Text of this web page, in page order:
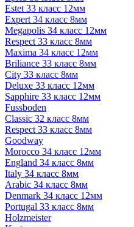
Estet 33 класс 12мм
Expert 34 класс 8мм
Megapolis 34 класс 12мм
Respect 33 класс 8мм
Maxima 34 класс 12мм
Briliance 33 класс 8мм
City 33 класс 8мм
Deluxe 33 класс 12мм
Sapphire 33 класс 12мм
Fussboden
Classic 32 класс 8мм
Respect 33 класс 8мм
Goodway
Morocco 34 класс 12мм
England 34 класс 8мм
Italy 34 класс 8мм
Arabic 34 класс 8мм
Denmark 34 класс 12мм
Portugal 33 класс 8мм
Holzmeister